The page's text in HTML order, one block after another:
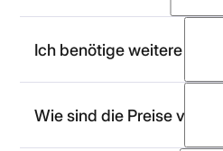
Ich benötige weitere
Wie sind die Preise von